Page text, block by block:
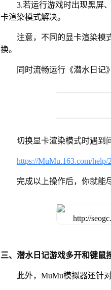
3.若运行游戏时出现黑屏
卡渲染模式解决。
注意，不同的显卡渲染模
换。
同时流畅运行《潜水日记
切换显卡渲染模式时遇到
https://MuMu.163.com/help/
完成以上操作后，你就能
三、潜水日记游戏多开和键鼠
此外，MuMu模拟器还针